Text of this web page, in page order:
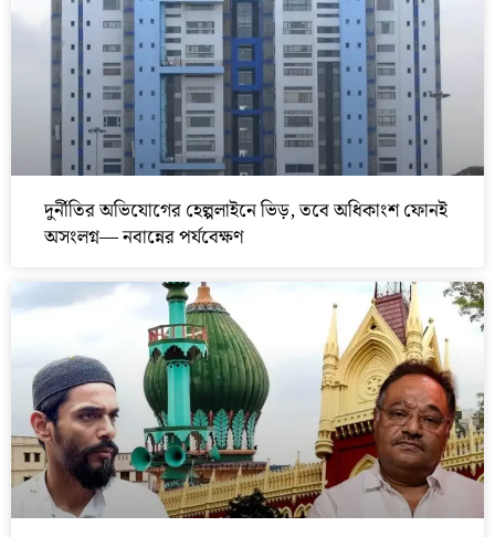
দুর্নীতির অভিযোগের হেল্পলাইনে ভিড়, তবে অধিকাংশ ফোনই
অসংলগ্ন— নবান্নের পর্যবেক্ষণ